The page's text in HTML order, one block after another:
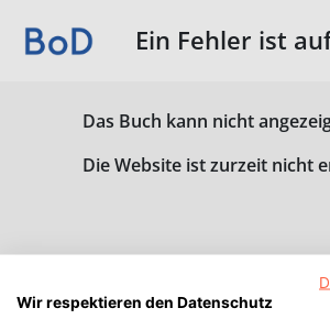
Ein Fehler ist
Das Buch kann nicht
Die Website ist zurzeit nicht
Wir respektieren den Datenschutz